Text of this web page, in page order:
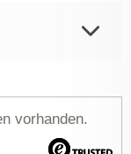
vorhanden.